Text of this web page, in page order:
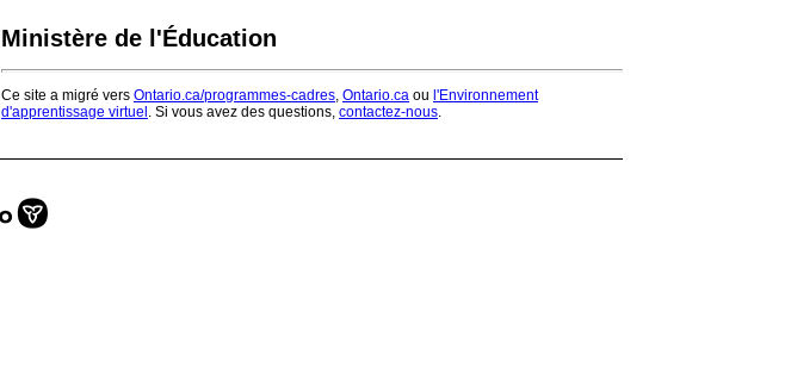
Ministère de l'Éducation
Ce site a migré vers Ontario.ca/programmes-cadres, Ontario.ca ou l'Environnement
d'apprentissage virtuel . Si vous avez des questions, contactez-nous.